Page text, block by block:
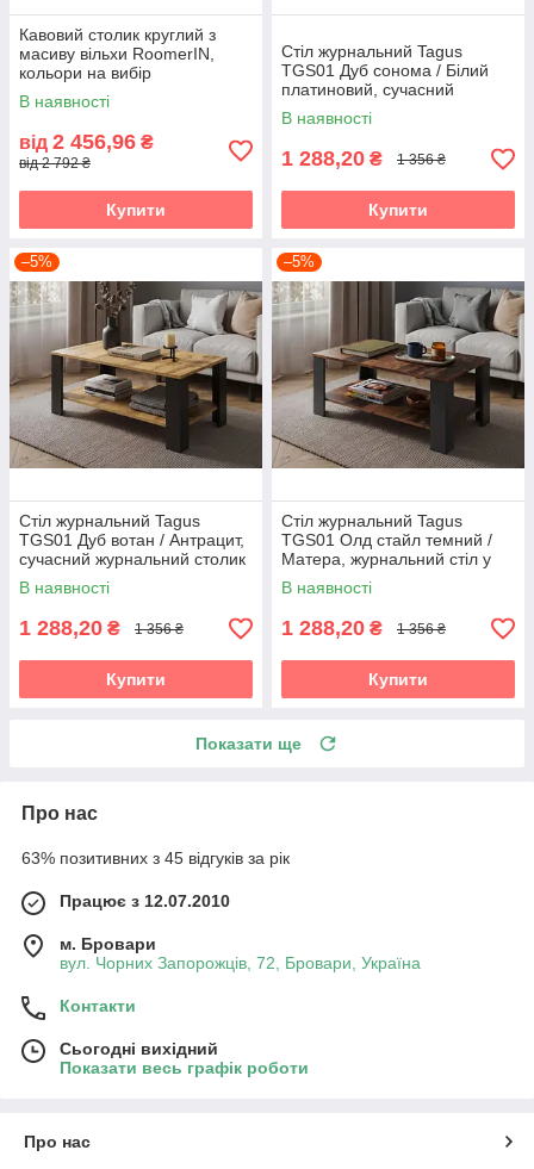
Кавовий столик круглий з
масиву вільхи RoomerIN,
кольори на вибір
В наявності
від 2 456,96 ₴
від 2 792 ₴
Купити
Стіл журнальний Tagus
TGS01 Дуб сонома / Білий
платиновий, сучасний
кавовий столик Accord
В наявності
1 288,20 ₴ 1 356 ₴
Купити
–5%
Стіл журнальний Tagus
TGS01 Дуб вотан / Антрацит,
сучасний журнальний столик
Accord
В наявності
1 288,20 ₴ 1 356 ₴
Купити
–5%
Стіл журнальний Tagus
TGS01 Олд стайл темний /
Матера, журнальний стіл у
стилі лофт Accord
В наявності
1 288,20 ₴ 1 356 ₴
Купити
Показати ще
Про нас
63% позитивних з 45 відгуків за рік
Працює з 12.07.2010
м. Бровари
вул. Чорних Запорожців, 72, Бровари, Україна
Контакти
Сьогодні вихідний
Показати весь графік роботи
Про нас